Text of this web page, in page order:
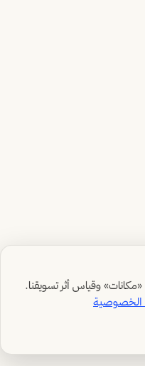
وقياس أثر تسويقنا.
الخصوصية